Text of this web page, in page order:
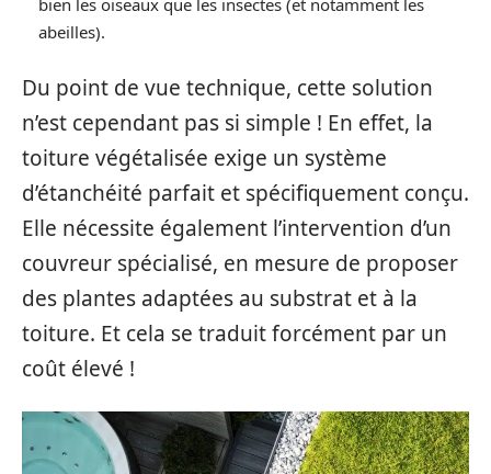
abeilles).
Du point de vue technique, cette solution
n’est cependant pas si simple ! En effet, la
toiture végétalisée exige un système
d’étanchéité parfait et spécifiquement conçu.
Elle nécessite également l’intervention d’un
couvreur spécialisé, en mesure de proposer
des plantes adaptées au substrat et à la
toiture. Et cela se traduit forcément par un
coût élevé !